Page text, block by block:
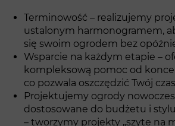
Terminowość – realizujemy
ustalonym harmonogramem,
się swoim ogrodem bez
Wsparcie na każdym etapie –
kompleksową pomoc od
co pozwala oszczędzić Twój
Projektujemy ogrody
dostosowane do budżetu i stylu
– tworzymy projekty „szyte na